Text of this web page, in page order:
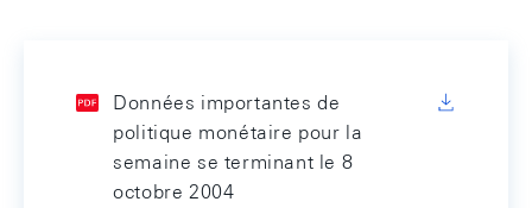
Données importantes de
politique monétaire pour la
semaine se terminant le 8
octobre 2004